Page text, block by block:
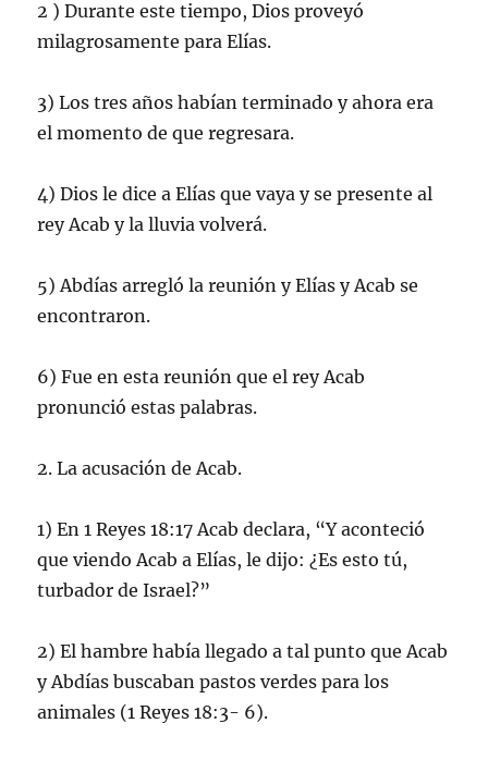
2 ) Durante este tiempo, Dios proveyó
milagrosamente para Elías.
3) Los tres años habían terminado y ahora era
el momento de que regresara.
4) Dios le dice a Elías que vaya y se presente al
rey Acab y la lluvia volverá.
5) Abdías arregló la reunión y Elías y Acab se
encontraron.
6) Fue en esta reunión que el rey Acab
pronunció estas palabras.
2. La acusación de Acab.
1) En 1 Reyes 18:17 Acab declara, “Y aconteció
que viendo Acab a Elías, le dijo: ¿Es esto tú,
turbador de Israel?”
2) El hambre había llegado a tal punto que Acab
y Abdías buscaban pastos verdes para los
animales (1 Reyes 18:3- 6).